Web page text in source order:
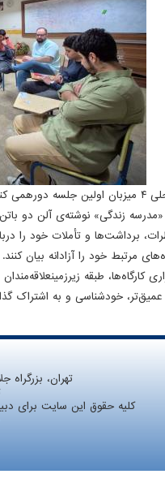
یکشنبه ۲۶ بهمن ۱۴۰۴، خانه گفت‌وگوی
زندگی» نوشته‌ی آلن دو
برداشت‌ها و تأملات خود را
مرتبط خود را آزادانه بیان
عمیق‌تر، خودشناسی و به اشتراک
تهران، بزرگراه
کلیه حقوق این سایت برای دبیرستان علامه حلی